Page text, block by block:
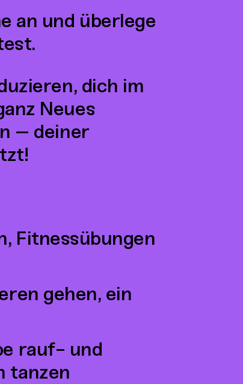
an und überlege
dich im
Neues
– deiner
Fitnessübungen
gehen, ein
rauf- und
tanzen